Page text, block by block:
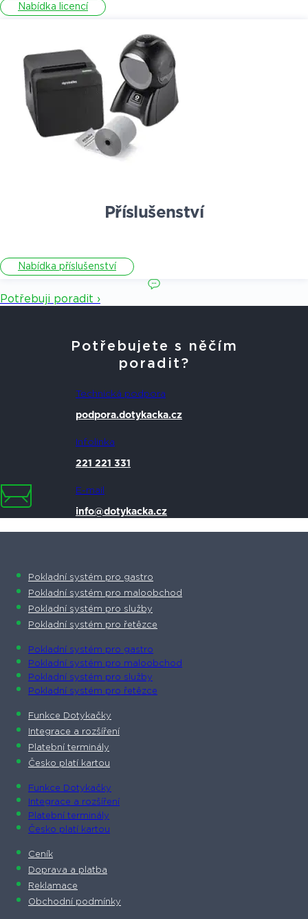
Nabídka licencí
Příslušenství
Nabídka příslušenství
Potřebuji poradit ›
Potřebujete s něčím
poradit?
Technická podpora
podpora.dotykacka.cz
Infolinka
221 221 331
E-mail
info@dotykacka.cz
Pokladní systém pro gastro
Pokladní systém pro maloobchod
Pokladní systém pro služby
Pokladní systém pro řetězce
Pokladní systém pro gastro
Pokladní systém pro maloobchod
Pokladní systém pro služby
Pokladní systém pro řetězce
Funkce Dotykačky
Integrace a rozšíření
Platební terminály
Česko platí kartou
Funkce Dotykačky
Integrace a rozšíření
Platební terminály
Česko platí kartou
Ceník
Doprava a platba
Reklamace
Obchodní podmínky